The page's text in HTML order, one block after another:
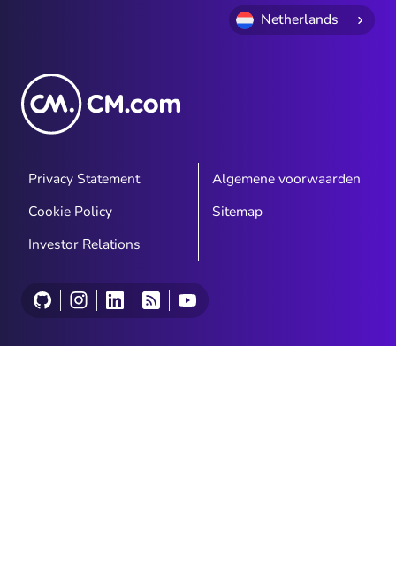
Netherlands
Privacy Statement
Algemene voorwaarden
Cookie Policy
Sitemap
Investor Relations